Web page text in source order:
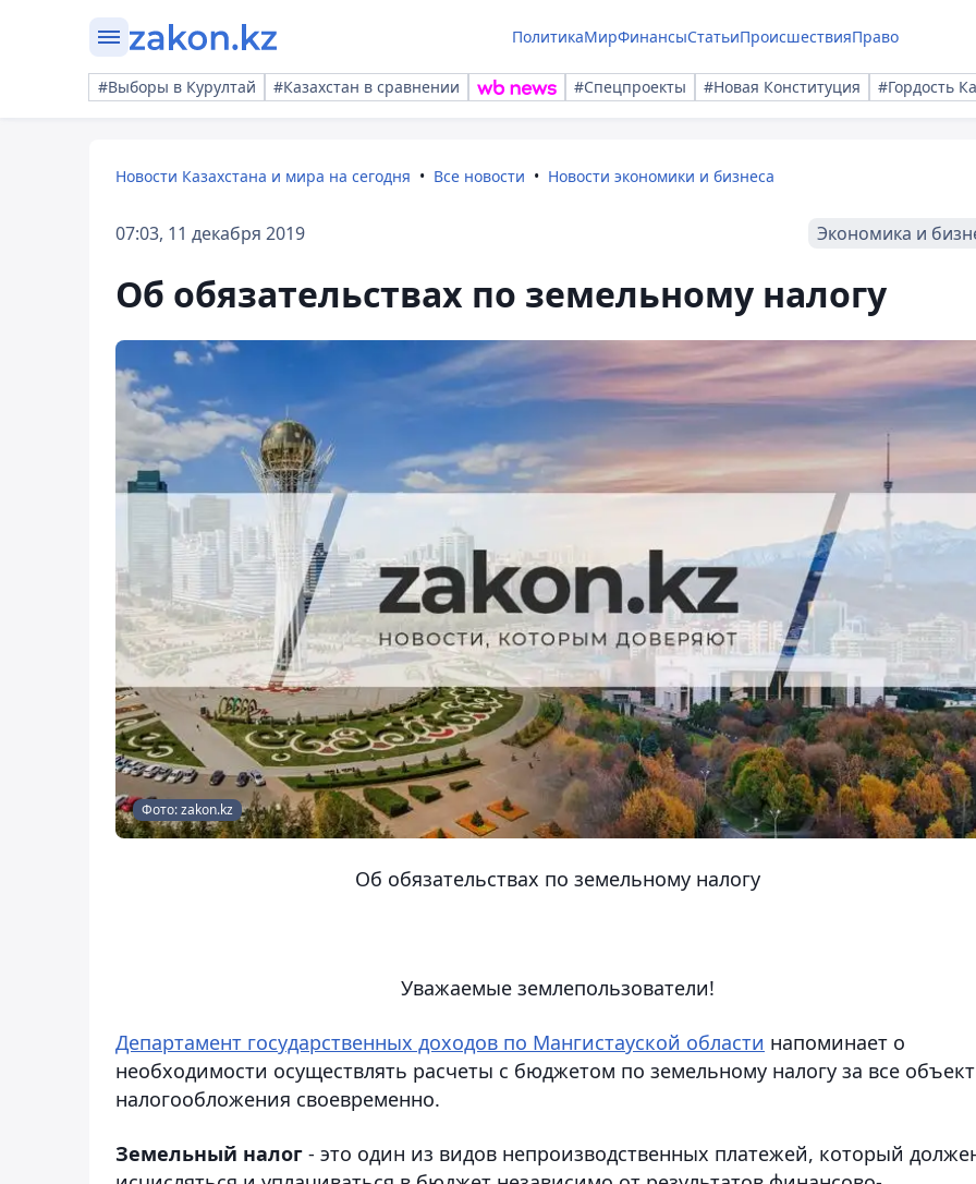
ПолитикаМирФинансыСтатьиПроисшествияПраво
#Выборы в Курултай #Казахстан в сравнении #Спецпроекты #Новая Конституция #Гордость
Новости Казахстана и мира на сегодня Все новости Новости экономики и бизнеса
07:03, 11 декабря 2019 Экономика и
Об обязательствах по земельному налогу
Фото: zakon.kz
Об обязательствах по земельному налогу
Уважаемые землепользователи!
Департамент государственных доходов по Мангистауской области напоминает о
необходимости осуществлять расчеты с бюджетом по земельному налогу за все
налогообложения своевременно.
Земельный налог - это один из видов непроизводственных платежей, который